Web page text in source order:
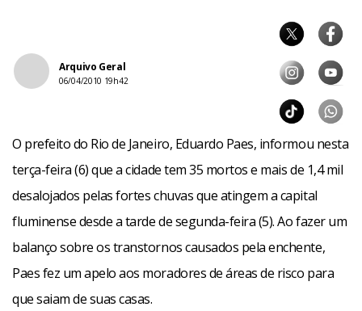
Arquivo Geral
06/04/2010 19h42
O prefeito do Rio de Janeiro, Eduardo Paes, informou nesta
terça-feira (6) que a cidade tem 35 mortos e mais de 1,4 mil
desalojados pelas fortes chuvas que atingem a capital
fluminense desde a tarde de segunda-feira (5). Ao fazer um
balanço sobre os transtornos causados pela enchente,
Paes fez um apelo aos moradores de áreas de risco para
que saiam de suas casas.